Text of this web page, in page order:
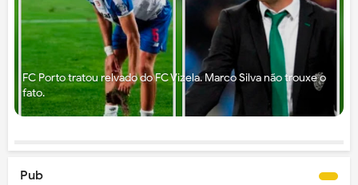
FC Porto tratou relvado do FC Vizela. Marco Silva não trouxe o
fato.
Pub